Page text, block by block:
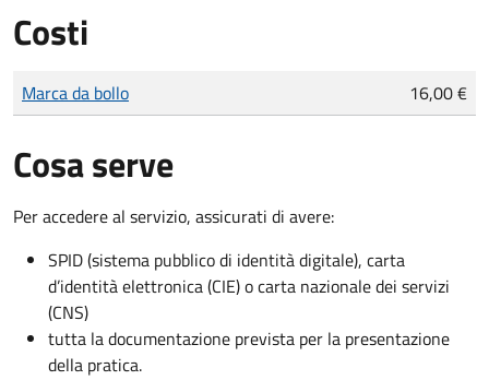
Costi
Tipo di pagamento
Importo
Marca da bollo 16,00 €
Cosa serve
Per accedere al servizio, assicurati di avere:
SPID (sistema pubblico di identità digitale), carta
d’identità elettronica (CIE) o carta nazionale dei servizi
(CNS)
tutta la documentazione prevista per la presentazione
della pratica.